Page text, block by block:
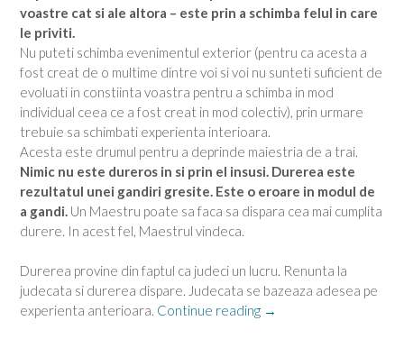
voastre cat si ale altora – este prin a schimba felul in care
le priviti.
Nu puteti schimba evenimentul exterior (pentru ca acesta a
fost creat de o multime dintre voi si voi nu sunteti suficient de
evoluati in constiinta voastra pentru a schimba in mod
individual ceea ce a fost creat in mod colectiv), prin urmare
trebuie sa schimbati experienta interioara.
Acesta este drumul pentru a deprinde maiestria de a trai.
Nimic nu este dureros in si prin el insusi. Durerea este
rezultatul unei gandiri gresite. Este o eroare in modul de
a gandi. Un Maestru poate sa faca sa dispara cea mai cumplita
durere. In acest fel, Maestrul vindeca.
Durerea provine din faptul ca judeci un lucru. Renunta la
judecata si durerea dispare. Judecata se bazeaza adesea pe
experienta anterioara. Continue reading “Liberul
→